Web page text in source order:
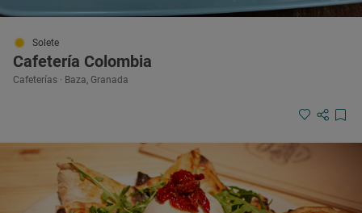
Solete
Cafetería Colombia
Cafeterías · Baza, Granada